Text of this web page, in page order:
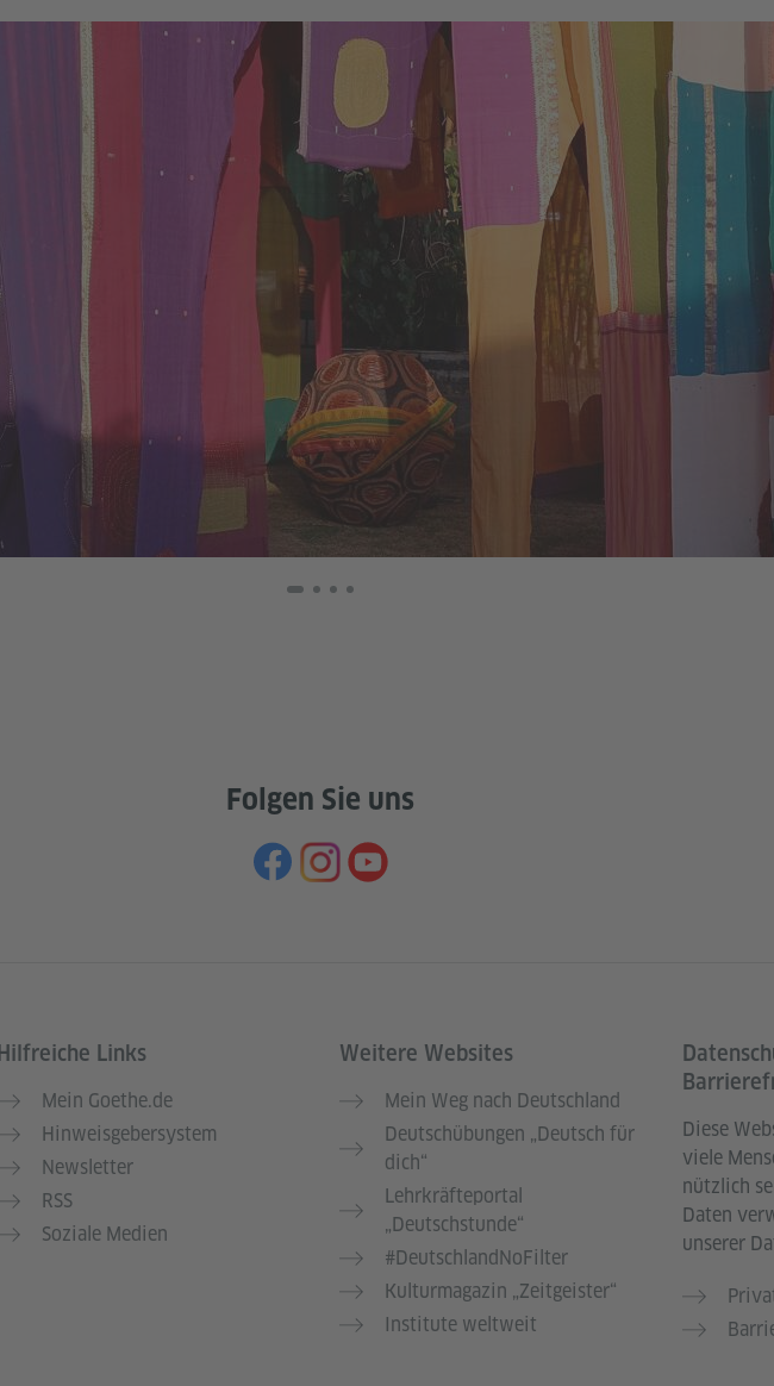
Folgen Sie uns
Hilfreiche Links
Mein Goethe.de
Hinweisgebersystem
Newsletter
RSS
Soziale Medien
Weitere Websites
Mein Weg nach Deutschland
Deutschübungen „Deutsch für
dich“
Lehrkräfteportal
„Deutschstunde“
#DeutschlandNoFilter
Kulturmagazin „Zeitgeister“
Institute weltweit
Diese
viele
nützlich
Daten
unserer